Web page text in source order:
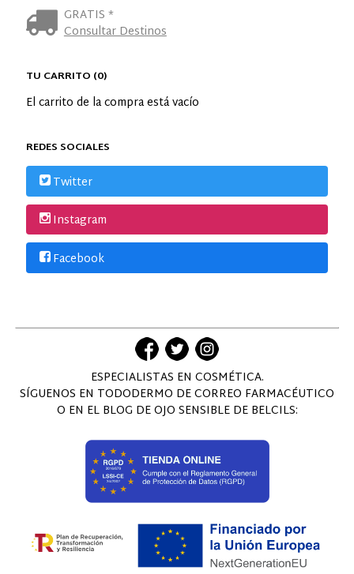
GRATIS *
Consultar Destinos
TU CARRITO (0)
El carrito de la compra está vacío
REDES SOCIALES
Twitter
Instagram
Facebook
ESPECIALISTAS EN COSMÉTICA.
SÍGUENOS EN TODODERMO DE CORREO FARMACÉUTICO
O EN EL BLOG DE OJO SENSIBLE DE BELCILS: